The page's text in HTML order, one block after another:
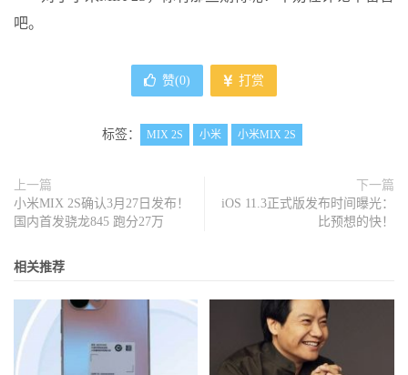
吧。
赞(0) 打赏
标签： MIX 2S 小米 小米MIX 2S
上一篇
小米MIX 2S确认3月27日发布！
国内首发骁龙845 跑分27万
下一篇
iOS 11.3正式版发布时间曝光：
比预想的快！
相关推荐